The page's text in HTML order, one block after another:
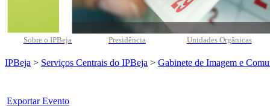
Sobre o IPBeja Presidência Unidades Orgânicas
IPBeja > Serviços Centrais do IPBeja > Gabinete de Imagem e
Exportar Evento